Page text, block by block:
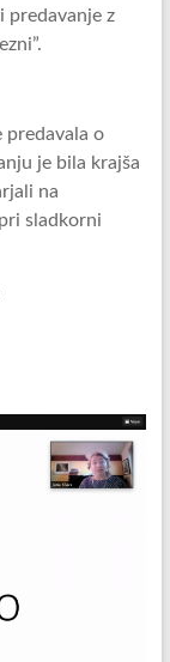
predavanje z
predavala o
je bila krajša
na
sladkorni